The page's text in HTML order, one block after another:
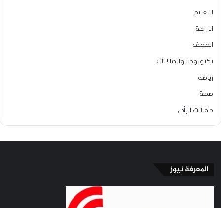
التعليم
الزراعة
الصحف
تكنولوجيا واتصالاتات
رياضة
صحة
مقالات الرأي
المعرفة نيوز